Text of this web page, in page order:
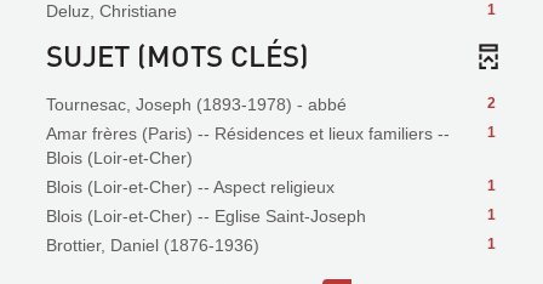
1
Deluz, Christiane
SUJET (MOTS CLÉS)
2
Tournesac, Joseph (1893-1978) - abbé
1
Amar frères (Paris) -- Résidences et lieux familiers --
Blois (Loir-et-Cher)
1
Blois (Loir-et-Cher) -- Aspect religieux
1
Blois (Loir-et-Cher) -- Eglise Saint-Joseph
1
Brottier, Daniel (1876-1936)